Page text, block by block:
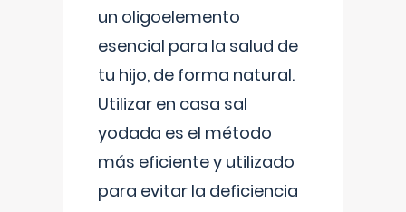
un oligoelemento
esencial para la salud de
tu hijo, de forma natural.
Utilizar en casa sal
yodada es el método
más eficiente y utilizado
para evitar la deficiencia